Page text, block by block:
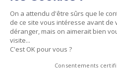
ASSISTEAUX - ZI DES
86700 VALENCE-EN-
info@assisteaux.com